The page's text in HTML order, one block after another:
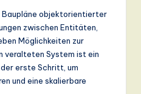
Baupläne objektorientierter
zwischen Entitäten,
Möglichkeiten zur
veralteten System ist ein
erste Schritt, um
und eine skalierbare